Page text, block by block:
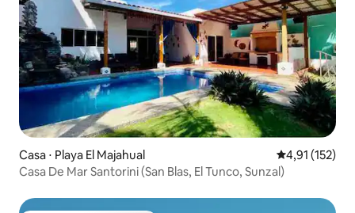
Casa ⋅ Playa El Majahual 4,91 de uma
4,91 (152)
Casa De Mar Santorini (San Blas, El Tunco, Sunzal)